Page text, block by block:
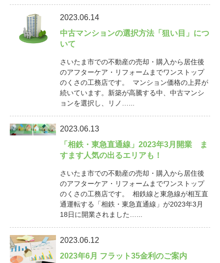
2023.06.14
中古マンションの選択方法「狙い目」につ
いて
さいたま市での不動産の売却・購入から居住後
のアフターケア・リフォームまでワンストップ
のくさの工務店です。 マンション価格の上昇が
続いています。新築が高騰する中、中古マンシ
ョンを選択し、リノ…...
2023.06.13
「相鉄・東急直通線」2023年3月開業 ま
すます人気の出るエリアも！
さいたま市での不動産の売却・購入から居住後
のアフターケア・リフォームまでワンストップ
のくさの工務店です。 相鉄線と東急線が相互直
通運転する「相鉄・東急直通線」が2023年3月
18日に開業されました…...
2023.06.12
2023年6月 フラット35金利のご案内